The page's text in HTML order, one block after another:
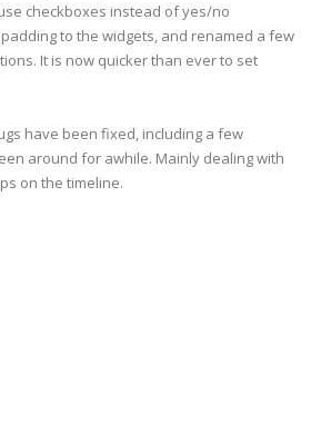
checkboxes instead of yes/no
to the widgets, and renamed a few
It is now quicker than ever to set
have been fixed, including a few
around for awhile. Mainly dealing with
on the timeline.